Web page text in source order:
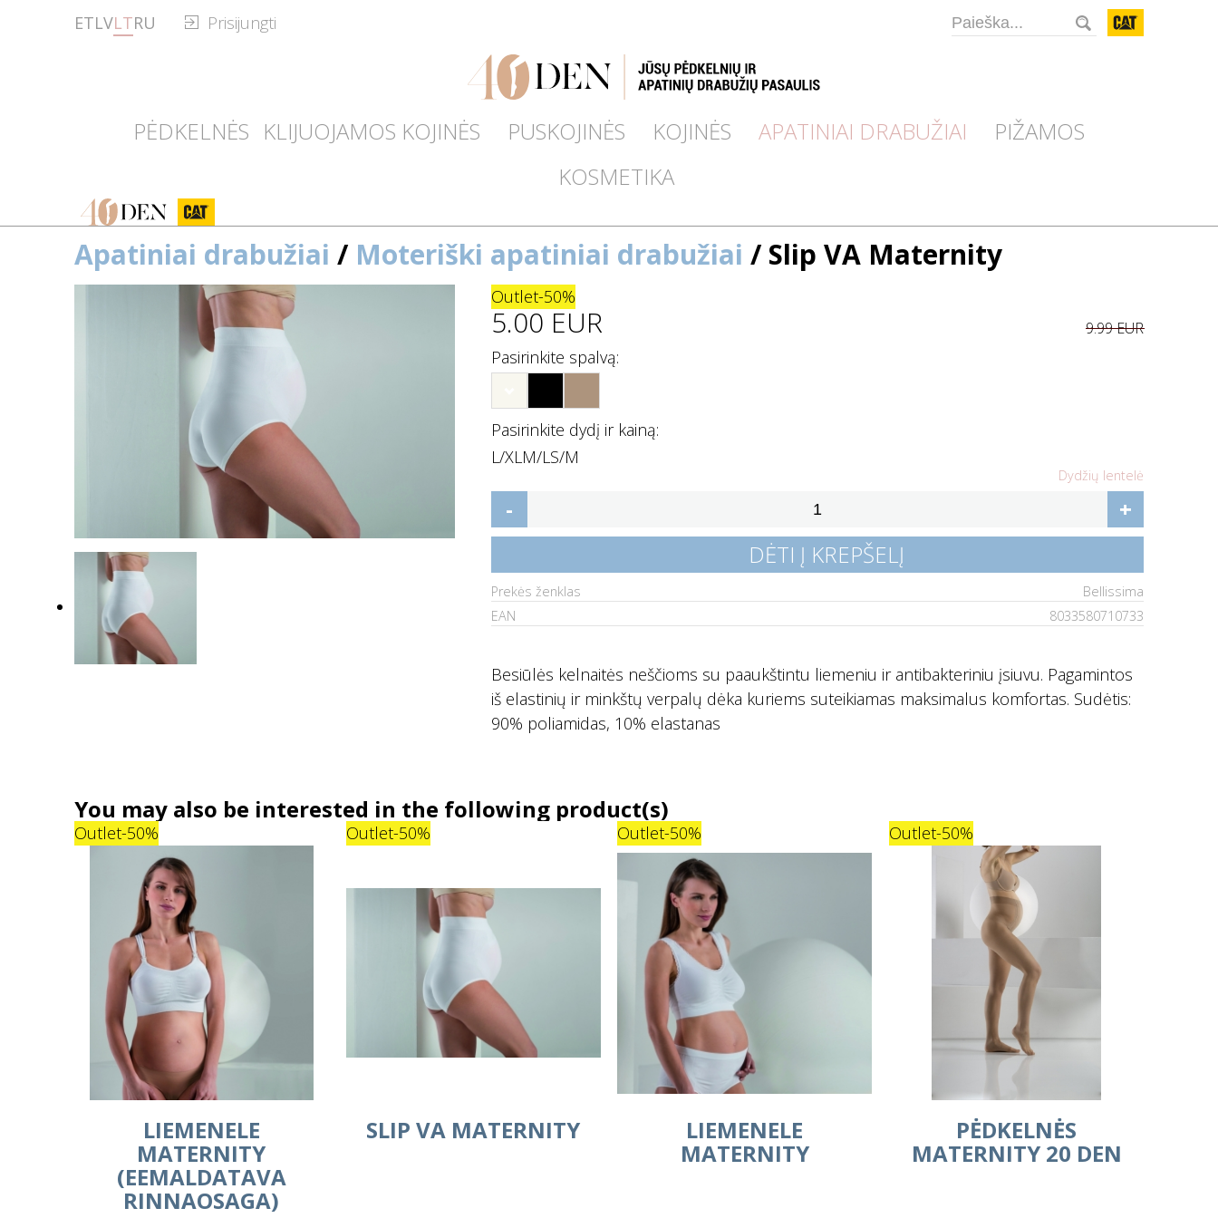
ETLVLTRU Prisijungti
PĖDKELNĖS KLIJUOJAMOS KOJINĖS PUSKOJINĖS KOJINĖS APATINIAI DRABUŽIAI
PIŽAMOS
KOSMETIKA
40den
Apatiniai drabužiai / Moteriški apatiniai drabužiai / Slip VA Maternity
Outlet-50%
9.99 EUR
5.00 EUR
Pasirinkite spalvą:
Pasirinkite dydį ir kainą:
L/XLM/LS/M
Dydžių lentelė
-
+
DĖTI Į KREPŠELĮ
Prekės ženklas
Bellissima
EAN
8033580710733
Besiūlės kelnaitės neščioms su paaukštintu liemeniu ir antibakteriniu įsiuvu. Pagamintos
iš elastinių ir minkštų verpalų dėka kuriems suteikiamas maksimalus komfortas. Sudėtis:
90% poliamidas, 10% elastanas
You may also be interested in the following product(s)
Outlet-50%
LIEMENELE
MATERNITY
(EEMALDATAVA
RINNAOSAGA)
Outlet-50%
SLIP VA MATERNITY
Outlet-50%
LIEMENELE
MATERNITY
Outlet-50%
PĖDKELNĖS
MATERNITY 20 DEN